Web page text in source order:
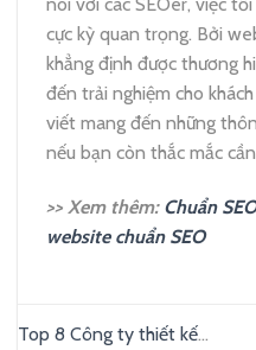
cực kỳ quan trọng. Bởi
khẳng định được thương
đến trải nghiệm cho
viết mang đến những
nếu bạn còn thắc mắc
>> Xem thêm: Chuẩn
website chuẩn SEO
Top 8 Công ty thiết kế